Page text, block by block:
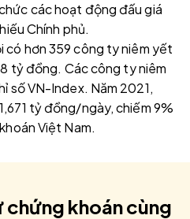
các hoạt động đấu giá
Chính phủ.
có hơn 359 công ty niêm yết
tỷ đồng. Các công ty niêm
số VN-Index. Năm 2021,
tỷ đồng/ngày, chiếm 9%
Việt Nam.
khoán cùng